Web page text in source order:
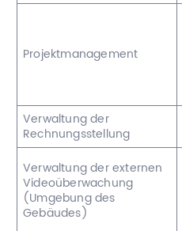
Projektmanagement
Verwaltung der
Rechnungsstellung
Verwaltung der externen
Videoüberwachung
(Umgebung des
Gebäudes)